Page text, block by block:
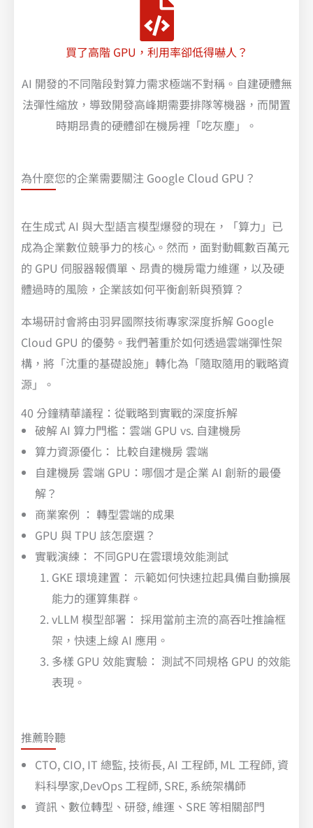
買了高階 GPU，利用率卻低得嚇人？
AI 開發的不同階段對算力需求極端不對稱。自建硬體無
法彈性縮放，導致開發高峰期需要排隊等機器，而閒置
時期昂貴的硬體卻在機房裡「吃灰塵」。
為什麼您的企業需要關注 Google Cloud GPU？
在生成式 AI 與大型語言模型爆發的現在，「算力」已
成為企業數位競爭力的核心。然而，面對動輒數百萬元
的 GPU 伺服器報價單、昂貴的機房電力維運，以及硬
體過時的風險，企業該如何平衡創新與預算？
本場研討會將由羽昇國際技術專家深度拆解 Google
Cloud GPU 的優勢。我們著重於如何透過雲端彈性架
構，將「沈重的基礎設施」轉化為「隨取隨用的戰略資
源」。
40 分鐘精華議程：從戰略到實戰的深度拆解
破解 AI 算力門檻：雲端 GPU vs. 自建機房
算力資源優化： 比較自建機房 雲端
自建機房 雲端 GPU：哪個才是企業 AI 創新的最優
解？
商業案例 ： 轉型雲端的成果
GPU 與 TPU 該怎麼選？
實戰演練： 不同GPU在雲環境效能測試
GKE 環境建置： 示範如何快速拉起具備自動擴展
能力的運算集群。
vLLM 模型部署： 採用當前主流的高吞吐推論框
架，快速上線 AI 應用。
多樣 GPU 效能實驗： 測試不同規格 GPU 的效能
表現。
推薦聆聽
CTO, CIO, IT 總監, 技術長, AI 工程師, ML 工程師, 資
料科學家,DevOps 工程師, SRE, 系統架構師
資訊、數位轉型、研發, 維運、SRE 等相關部門